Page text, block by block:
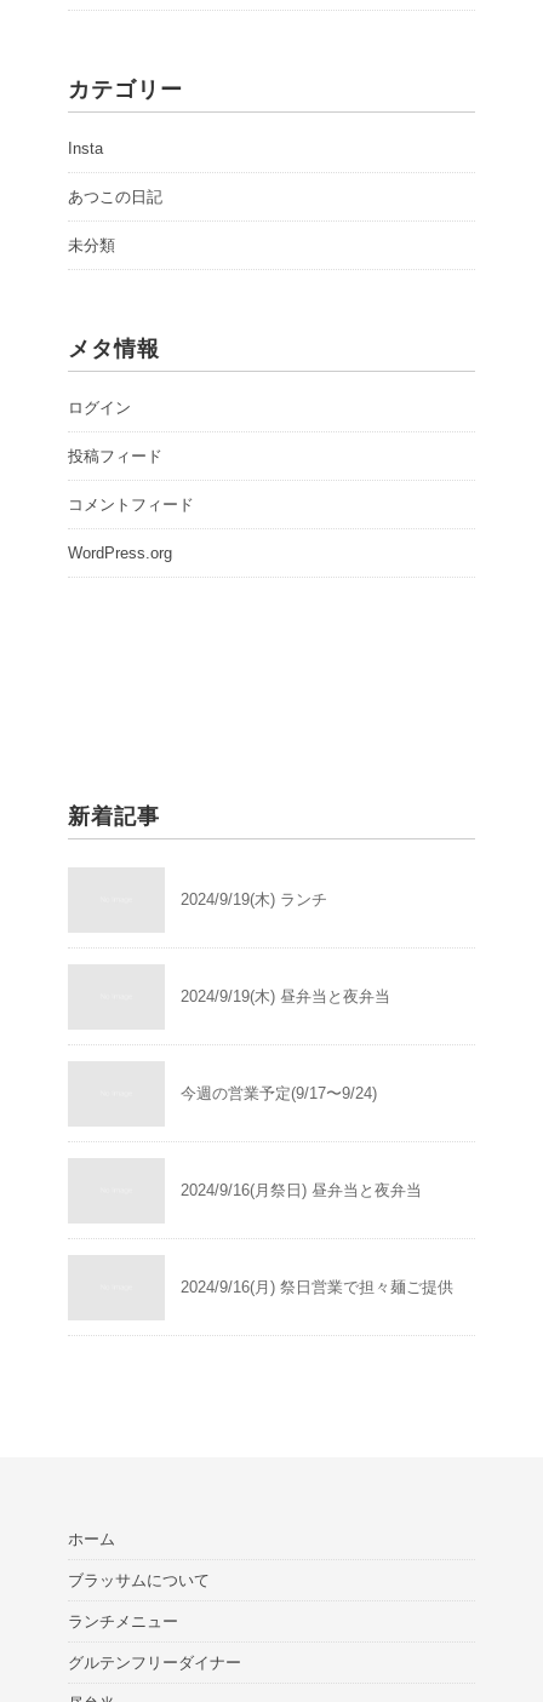
カテゴリー
Insta
あつこの日記
未分類
メタ情報
ログイン
投稿フィード
コメントフィード
WordPress.org
新着記事
2024/9/19(木) ランチ
2024/9/19(木) 昼弁当と夜弁当
今週の営業予定(9/17〜9/24)
2024/9/16(月祭日) 昼弁当と夜弁当
2024/9/16(月) 祭日営業で担々麺ご提供
ホーム
ブラッサムについて
ランチメニュー
グルテンフリーダイナー